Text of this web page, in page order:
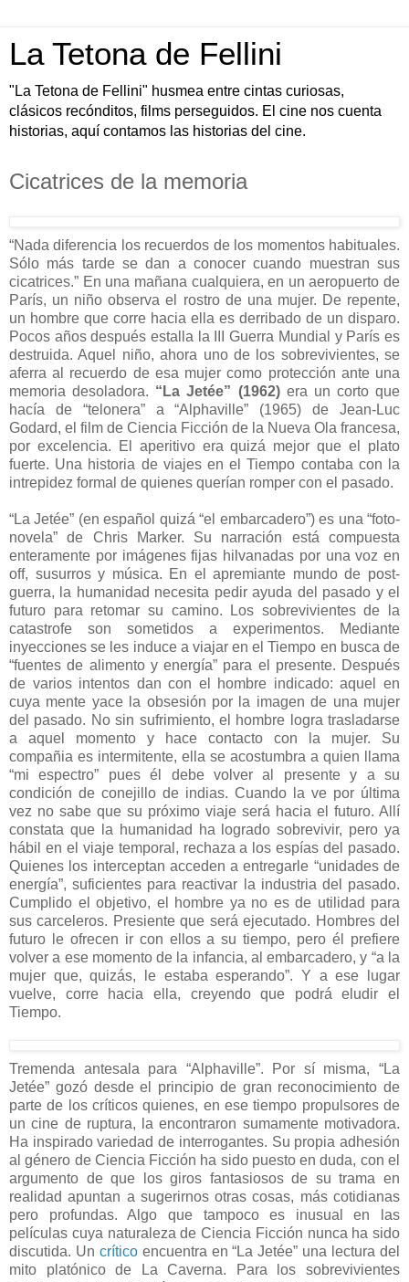
La Tetona de Fellini
"La Tetona de Fellini" husmea entre cintas curiosas,
clásicos recónditos, films perseguidos. El cine nos cuenta
historias, aquí contamos las historias del cine.
Cicatrices de la memoria
“Nada diferencia los recuerdos de los momentos habituales.
Sólo más tarde se dan a conocer cuando muestran sus
cicatrices.” En una mañana cualquiera, en un aeropuerto de
París, un niño observa el rostro de una mujer. De repente,
un hombre que corre hacia ella es derribado de un disparo.
Pocos años después estalla la III Guerra Mundial y París es
destruida. Aquel niño, ahora uno de los sobrevivientes, se
aferra al recuerdo de esa mujer como protección ante una
memoria desoladora. “La Jetée” (1962)era un corto que
hacía de “telonera” a “Alphaville” (1965) de Jean-Luc
Godard, el film de Ciencia Ficción de la Nueva Ola francesa,
por excelencia. El aperitivo era quizá mejor que el plato
fuerte. Una historia de viajes en el Tiempo contaba con la
intrepidez formal de quienes querían romper con el pasado.
“La Jetée” (en español quizá “el embarcadero”) es una “foto-
novela” de Chris Marker. Su narración está compuesta
enteramente por imágenes fijas hilvanadas por una voz en
off, susurros y música. En el apremiante mundo de post-
guerra, la humanidad necesita pedir ayuda del pasado y el
futuro para retomar su camino. Los sobrevivientes de la
catastrofe son sometidos a experimentos. Mediante
inyecciones se les induce a viajar en el Tiempo en busca de
“fuentes de alimento y energía” para el presente. Después
de varios intentos dan con el hombre indicado: aquel en
cuya mente yace la obsesión por la imagen de una mujer
del pasado. No sin sufrimiento, el hombre logra trasladarse
a aquel momento y hace contacto con la mujer. Su
compañia es intermitente, ella se acostumbra a quien llama
“mi espectro” pues él debe volver al presente y a su
condición de conejillo de indias. Cuando la ve por última
vez no sabe que su próximo viaje será hacia el futuro. Allí
constata que la humanidad ha logrado sobrevivir, pero ya
hábil en el viaje temporal, rechaza a los espías del pasado.
Quienes los interceptan acceden a entregarle “unidades de
energía”, suficientes para reactivar la industria del pasado.
Cumplido el objetivo, el hombre ya no es de utilidad para
sus carceleros. Presiente que será ejecutado. Hombres del
futuro le ofrecen ir con ellos a su tiempo, pero él prefiere
volver a ese momento de la infancia, al embarcadero, y “a la
mujer que, quizás, le estaba esperando”. Y a ese lugar
vuelve, corre hacia ella, creyendo que podrá eludir el
Tiempo.
Tremenda antesala para “Alphaville”. Por sí misma, “La
Jetée” gozó desde el principio de gran reconocimiento de
parte de los críticos quienes, en ese tiempo propulsores de
un cine de ruptura, la encontraron sumamente motivadora.
Ha inspirado variedad de interrogantes. Su propia adhesión
al género de Ciencia Ficción ha sido puesto en duda, con el
argumento de que los giros fantasiosos de su trama en
realidad apuntan a sugerirnos otras cosas, más cotidianas
pero profundas. Algo que tampoco es inusual en las
películas cuya naturaleza de Ciencia Ficción nunca ha sido
discutida. Un críticoencuentra en “La Jetée” una lectura del
mito platónico de La Caverna. Para los sobrevivientes